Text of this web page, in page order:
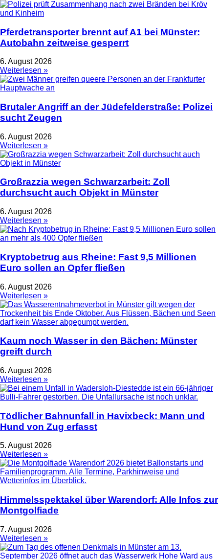
Pferdetransporter brennt auf A1 bei Münster:
Autobahn zeitweise gesperrt
6. August 2026
Weiterlesen »
Brutaler Angriff an der Jüdefelderstraße: Polizei
sucht Zeugen
6. August 2026
Weiterlesen »
Großrazzia wegen Schwarzarbeit: Zoll
durchsucht auch Objekt in Münster
6. August 2026
Weiterlesen »
Kryptobetrug aus Rheine: Fast 9,5 Millionen
Euro sollen an Opfer fließen
6. August 2026
Weiterlesen »
Kaum noch Wasser in den Bächen: Münster
greift durch
6. August 2026
Weiterlesen »
Tödlicher Bahnunfall in Havixbeck: Mann und
Hund von Zug erfasst
5. August 2026
Weiterlesen »
Himmelsspektakel über Warendorf: Alle Infos zur
Montgolfiade
7. August 2026
Weiterlesen »